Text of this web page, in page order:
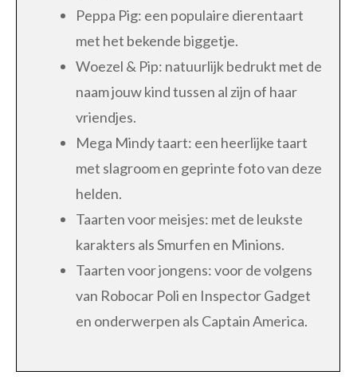
Peppa Pig: een populaire dierentaart
met het bekende biggetje.
Woezel & Pip: natuurlijk bedrukt met de
naam jouw kind tussen al zijn of haar
vriendjes.
Mega Mindy taart: een heerlijke taart
met slagroom en geprinte foto van deze
helden.
Taarten voor meisjes: met de leukste
karakters als Smurfen en Minions.
Taarten voor jongens: voor de volgens
van Robocar Poli en Inspector Gadget
en onderwerpen als Captain America.